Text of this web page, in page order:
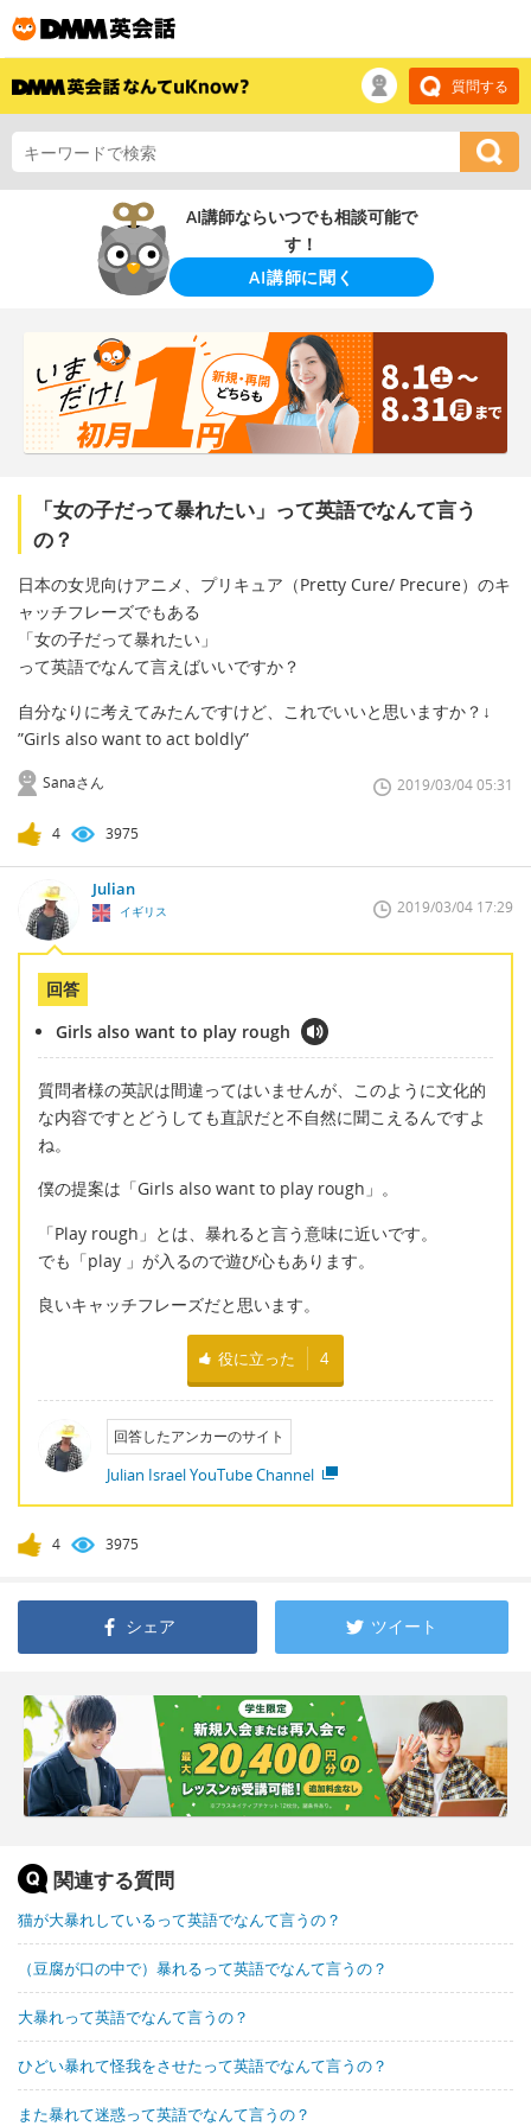
質問する
AI講師ならいつでも相談可能で
す！
AI講師に聞く
「女の子だって暴れたい」って英語でなんて言う
の？
日本の女児向けアニメ、プリキュア（Pretty Cure/ Precure）のキ
ャッチフレーズでもある
「女の子だって暴れたい」
って英語でなんて言えばいいですか？
自分なりに考えてみたんですけど、これでいいと思いますか？↓
”Girls also want to act boldly”
Sanaさん 2019/03/04 05:31
4 3975
Julian
イギリス 2019/03/04 17:29
回答
Girls also want to play rough
質問者様の英訳は間違ってはいませんが、このように文化的
な内容ですとどうしても直訳だと不自然に聞こえるんですよ
ね。
僕の提案は「Girls also want to play rough」。
「Play rough」とは、暴れると言う意味に近いです。
でも「play 」が入るので遊び心もあります。
良いキャッチフレーズだと思います。
役に立った 4
回答したアンカーのサイト
Julian Israel YouTube Channel
4 3975
シェア ツイート
関連する質問
猫が大暴れしているって英語でなんて言うの？
（豆腐が口の中で）暴れるって英語でなんて言うの？
大暴れって英語でなんて言うの？
ひどい暴れて怪我をさせたって英語でなんて言うの？
また暴れて迷惑って英語でなんて言うの？